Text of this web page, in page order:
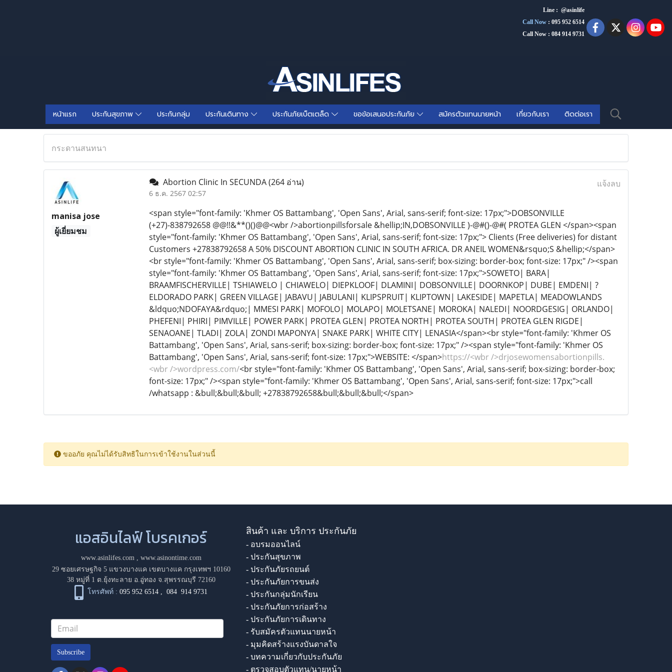
Line : @asinlife
Call Now : 095 952 6514
Call Now : 084 914 9731
หน้าแรก ประกันสุขภาพ ประกันกลุ่ม ประกันเดินทาง ประกันภัยเบ็ตเตล็ด ขอข้อเสนอประกันภัย สมัครตัวแทนนายหน้า เกี่ยวกับเรา ติดต่อเรา
กระดานสนทนา
manisa jose
ผู้เยี่ยมชม
Abortion Clinic In SECUNDA(264 อ่าน)
6 ธ.ค. 2567 02:57
แจ้งลบ
<span style="font-family: 'Khmer OS Battambang', 'Open Sans', Arial, sans-serif; font-size: 17px;">DOBSONVILLE
(+27)-838792658 @@!!&**()()@@<wbr />abortionpillsforsale &hellip;IN,DOBSONVILLE )-@#()-@#( PROTEA GLEN </span><span
style="font-family: 'Khmer OS Battambang', 'Open Sans', Arial, sans-serif; font-size: 17px;"> Clients (Free deliveries) for distant
Customers +27838792658 A 50% DISCOUNT ABORTION CLINIC IN SOUTH AFRICA. DR ANEIL WOMEN&rsquo;S &hellip;</span>
<br style="font-family: 'Khmer OS Battambang', 'Open Sans', Arial, sans-serif; box-sizing: border-box; font-size: 17px;" /><span
style="font-family: 'Khmer OS Battambang', 'Open Sans', Arial, sans-serif; font-size: 17px;">SOWETO| BARA|
BRAAMFISCHERVILLE| TSHIAWELO | CHIAWELO| DIEPKLOOF| DLAMINI| DOBSONVILLE| DOORNKOP| DUBE| EMDENI| ?
ELDORADO PARK| GREEN VILLAGE| JABAVU| JABULANI| KLIPSPRUIT| KLIPTOWN| LAKESIDE| MAPETLA| MEADOWLANDS
&ldquo;NDOFAYA&rdquo;| MMESI PARK| MOFOLO| MOLAPO| MOLETSANE| MOROKA| NALEDI| NOORDGESIG| ORLANDO|
PHEFENI| PHIRI| PIMVILLE| POWER PARK| PROTEA GLEN| PROTEA NORTH| PROTEA SOUTH| PROTEA GLEN RIGDE|
SENAOANE| TLADI| ZOLA| ZONDI MAPONYA| SNAKE PARK| WHITE CITY| LENASIA</span><br style="font-family: 'Khmer OS
Battambang', 'Open Sans', Arial, sans-serif; box-sizing: border-box; font-size: 17px;" /><span style="font-family: 'Khmer OS
Battambang', 'Open Sans', Arial, sans-serif; font-size: 17px;">WEBSITE: </span>https://<wbr />drjosewomensabortionpills.
<wbr />wordpress.com/<br style="font-family: 'Khmer OS Battambang', 'Open Sans', Arial, sans-serif; box-sizing: border-box;
font-size: 17px;" /><span style="font-family: 'Khmer OS Battambang', 'Open Sans', Arial, sans-serif; font-size: 17px;">call
/whatsapp : &bull;&bull;&bull; +27838792658&bull;&bull;&bull;</span>
ขออภัย คุณไม่ได้รับสิทธิในการเข้าใช้งานในส่วนนี้
แอสอินไลฟ์ โบรคเกอร์
www.asinlifes.com, www.asinontime.com
29 ซอยเศรษฐกิจ 5 แขวงบางแค เขตบางแค กรุงเทพฯ 10160
38 หมู่ที่ 1 ต.ยุ้งทะลาย อ.อู่ทอง จ.สุพรรณบุรี 72160
โทรศัพท์ : 095 952 6514 ,084 914 9731
Subscribe
สินค้า และ บริการ ประกันภัย
- อบรมออนไลน์
- ประกันสุขภาพ
- ประกันภัยรถยนต์
- ประกันภัยการขนส่ง
- ประกันกลุ่มนักเรียน
- ประกันภัยการก่อสร้าง
- ประกันภัยการเดินทาง
- รับสมัครตัวแทนนายหน้า
- มุมคิดสร้างแรงบันดาลใจ
- บทความเกี่ยวกับประกันภัย
- ตรวจสอบตัวแทน/นายหน้า